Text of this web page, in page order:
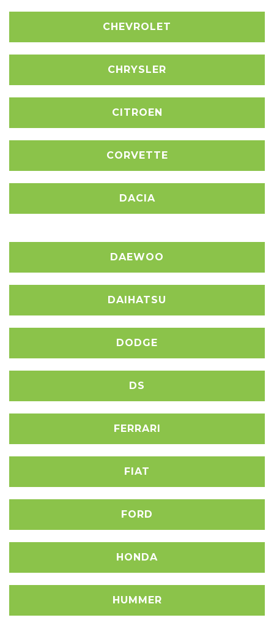
CHEVROLET
CHRYSLER
CITROEN
CORVETTE
DACIA
DAEWOO
DAIHATSU
DODGE
DS
FERRARI
FIAT
FORD
HONDA
HUMMER